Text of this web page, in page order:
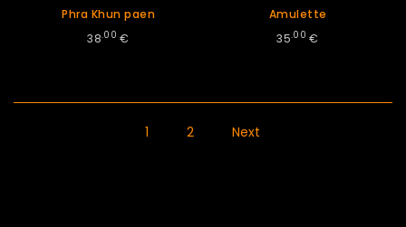
Phra Khun paen
38.00 €
Amulette
35.00 €
1 2 Next